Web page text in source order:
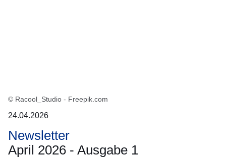
© Racool_Studio - Freepik.com
24.04.2026
Newsletter
April 2026 - Ausgabe 1